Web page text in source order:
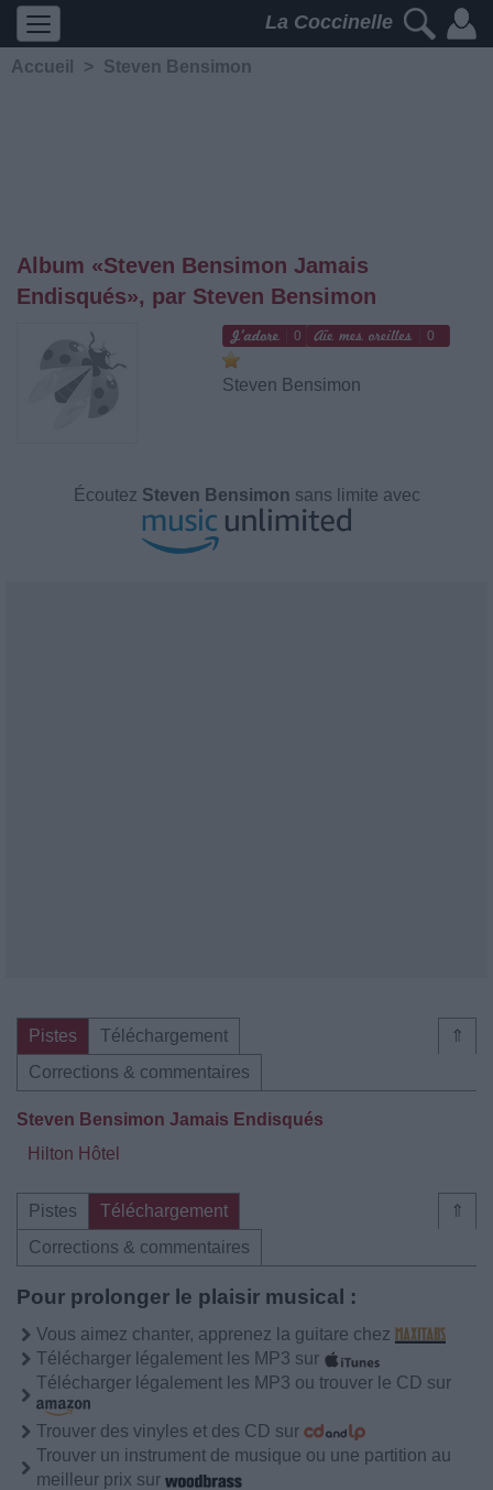
La Coccinelle
Accueil > Steven Bensimon
Album «Steven Bensimon Jamais
Endisqués», par Steven Bensimon
0 0
Steven Bensimon
Écoutez Steven Bensimon sans limite avec
⇑
Pistes
Téléchargement
Corrections & commentaires
Steven Bensimon Jamais Endisqués
Hilton Hôtel
⇑
Pistes
Téléchargement
Corrections & commentaires
Pour prolonger le plaisir musical :
Vous aimez chanter, apprenez la guitare chez
Télécharger légalement les MP3 sur
Télécharger légalement les MP3 ou trouver le CD sur
Trouver des vinyles et des CD sur
Trouver un instrument de musique ou une partition au
meilleur prix sur